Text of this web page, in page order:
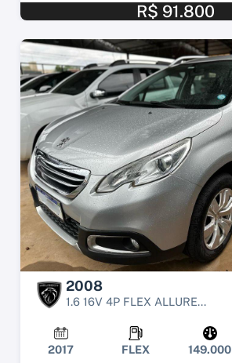
R$ 91.800
2008
1.6 16V 4P FLEX ALLURE...
2017 FLEX 149.000